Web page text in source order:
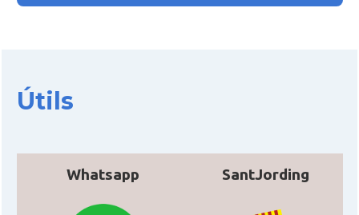
Útils
Whatsapp SantJording